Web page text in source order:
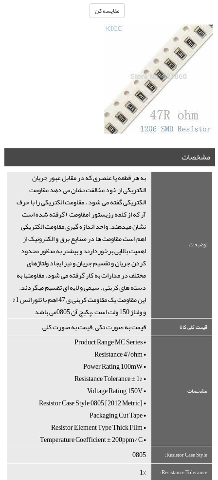
مقایسه کن
مشخصات
به هر قطعه یا عنصری که در مقابل عبور جریان
الکتریکی از خود مخالفت نشان می دهد مقاومت
الکتریکی گفته می شود . مقاومت الکتریکی را با حرف
آر که از کلمه رزیستور (مقاومت ) گرفته شده است
نشان میدهند. واحد اندازه گیری مقاومت الکتریکی
اهم است مقاومت ها در صنایع برق و الکترونیک از
اهمیت بالایی برخوردارند و بیشتر به منظور محدود
کردن جریان و تقسیم جریان و نیز ایجاد ولتاژهای
مختلف در مدارات به کار گرفته می شود. مقاومتها به
دسته های کربنی . سیمی و لایه ای تقسیم میگردند.
این مقاومت یک مقاومت کربنی ی 47 اهم با تلورانس 1%
و ولتاژ 150 ولت است .پکیج آن 0805می باشد
توضیحات
قیمت به صورت تکی , قیمت به صورت کلی قیمت کلی کالا
• Product Range MC Series
• Resistance 47ohm
• Power Rating 100mW
• Resistance Tolerance ± 1%
• Voltage Rating 150V
• Resistor Case Style 0805 [2012 Metric]
• Packaging Cut Tape
• Resistor Element Type Thick Film
• Temperature Coefficient ± 200ppm/°C
مشخصات
0805 Resistor Case Style:
1% Resistance Tolerance: